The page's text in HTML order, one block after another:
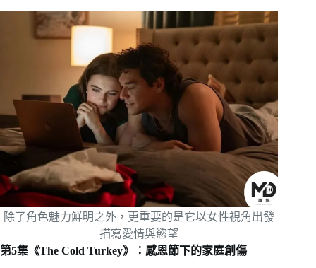
除了角色魅力鮮明之外，更重要的是它以女性視角出發
描寫愛情與慾望
第5集《The Cold Turkey》：感恩節下的家庭創傷